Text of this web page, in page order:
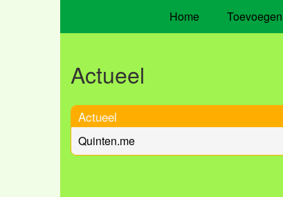
Home Toevoegen
Actueel
Actueel
Quinten.me